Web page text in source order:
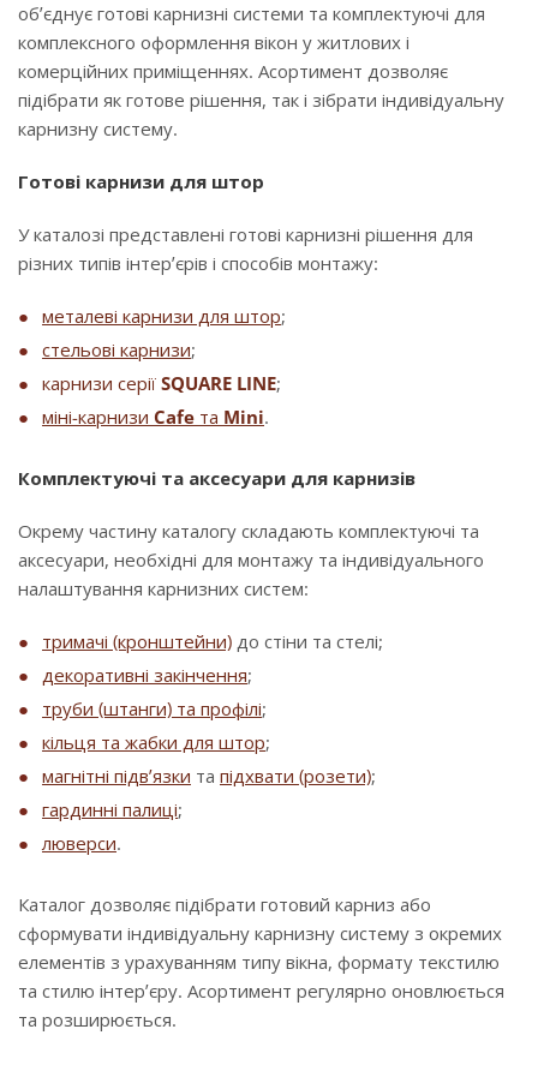
об’єднує готові карнизні системи та комплектуючі для
комплексного оформлення вікон у житлових і
комерційних приміщеннях. Асортимент дозволяє
підібрати як готове рішення, так і зібрати індивідуальну
карнизну систему.
Готові карнизи для штор
У каталозі представлені готові карнизні рішення для
різних типів інтер’єрів і способів монтажу:
металеві карнизи для штор;
стельові карнизи;
карнизи серії SQUARE LINE;
міні-карнизи Cafe та Mini.
Комплектуючі та аксесуари для карнизів
Окрему частину каталогу складають комплектуючі та
аксесуари, необхідні для монтажу та індивідуального
налаштування карнизних систем:
тримачі (кронштейни) до стіни та стелі;
декоративні закінчення;
труби (штанги) та профілі;
кільця та жабки для штор;
магнітні підв’язки та підхвати (розети);
гардинні палиці;
люверси.
Каталог дозволяє підібрати готовий карниз або
сформувати індивідуальну карнизну систему з окремих
елементів з урахуванням типу вікна, формату текстилю
та стилю інтер’єру. Асортимент регулярно оновлюється
та розширюється.